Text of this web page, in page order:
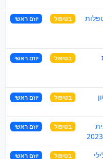
בטיפול יוזם ראשי
בטיפול יוזם ראשי
בטיפול יוזם ראשי
בטיפול יוזם ראשי
בטיפול יוזם ראשי